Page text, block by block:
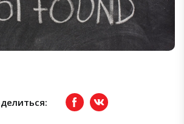
FacebookвКонтакте